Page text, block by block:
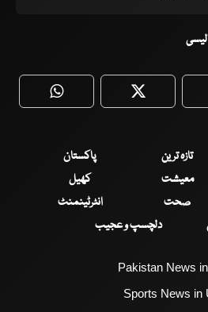
WhatsApp Twitter
تازہ ترین
پاکستان
معیشت
کھیل
صحت
انٹرٹینمنٹ
دلچسپ و عجیب
Pakistan News
Sports News in